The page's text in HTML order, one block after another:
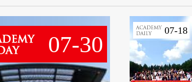
07-30
07-18